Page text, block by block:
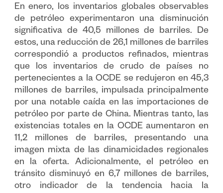
En enero, los inventarios globales observables
de petróleo experimentaron una disminución
significativa de 40,5 millones de barriles. De
estos, una reducción de 26,1 millones de barriles
correspondió a productos refinados, mientras
que los inventarios de crudo de países no
pertenecientes a la OCDE se redujeron en 45,3
millones de barriles, impulsada principalmente
por una notable caída en las importaciones de
petróleo por parte de China. Mientras tanto, las
existencias totales en la OCDE aumentaron en
11,2 millones de barriles, presentando una
imagen mixta de las dinamicidades regionales
en la oferta. Adicionalmente, el petróleo en
tránsito disminuyó en 6,7 millones de barriles,
otro indicador de la tendencia hacia la